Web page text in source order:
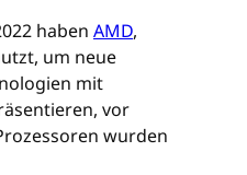
haben AMD,
um neue
mit
vor
wurden